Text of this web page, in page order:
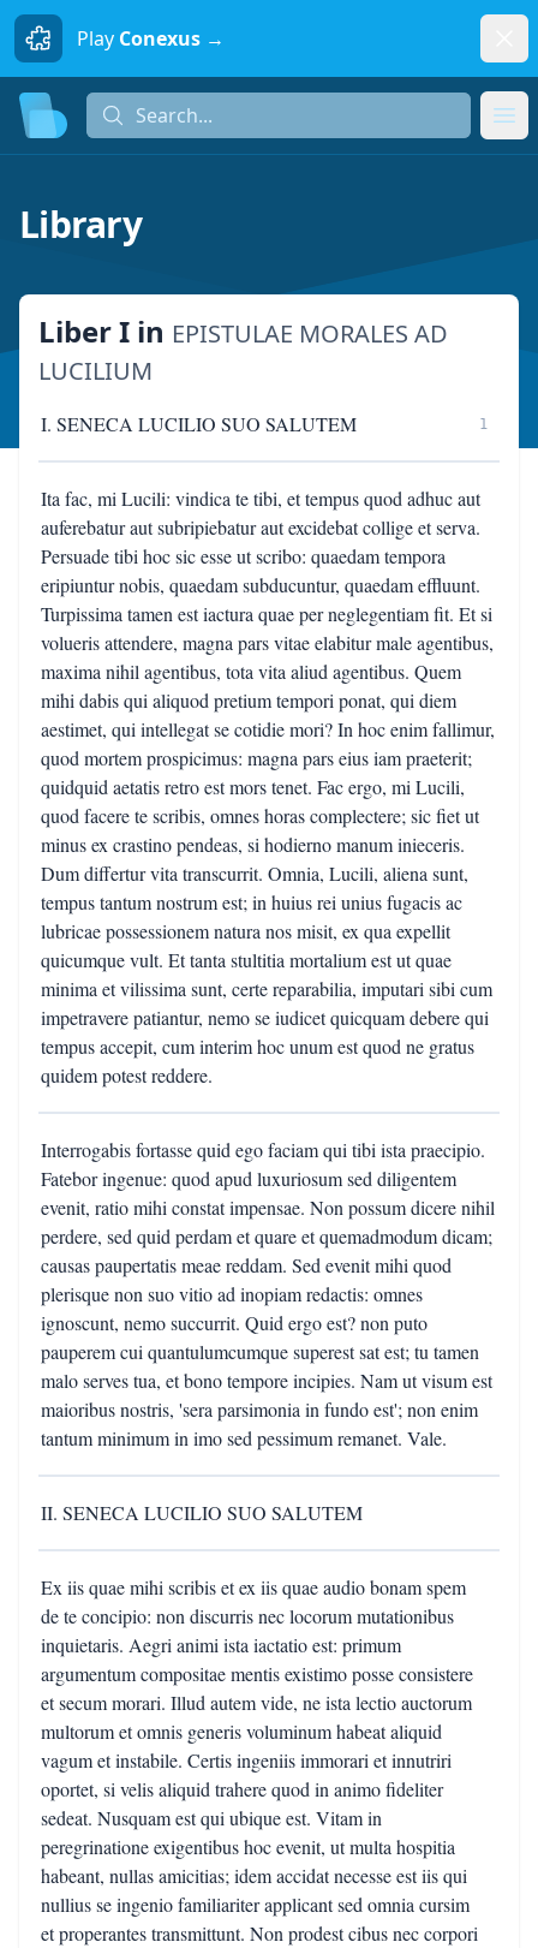
Play Conexus →
Search...
Library
Liber I in EPISTULAE MORALES AD
LUCILIUM
I. SENECA LUCILIO SUO SALUTEM 1
Ita fac, mi Lucili: vindica te tibi, et tempus quod adhuc aut
auferebatur aut subripiebatur aut excidebat collige et serva.
Persuade tibi hoc sic esse ut scribo: quaedam tempora
eripiuntur nobis, quaedam subducuntur, quaedam effluunt.
Turpissima tamen est iactura quae per neglegentiam fit. Et si
volueris attendere, magna pars vitae elabitur male agentibus,
maxima nihil agentibus, tota vita aliud agentibus. Quem
mihi dabis qui aliquod pretium tempori ponat, qui diem
aestimet, qui intellegat se cotidie mori? In hoc enim fallimur,
quod mortem prospicimus: magna pars eius iam praeterit;
quidquid aetatis retro est mors tenet. Fac ergo, mi Lucili,
quod facere te scribis, omnes horas complectere; sic fiet ut
minus ex crastino pendeas, si hodierno manum inieceris.
Dum differtur vita transcurrit. Omnia, Lucili, aliena sunt,
tempus tantum nostrum est; in huius rei unius fugacis ac
lubricae possessionem natura nos misit, ex qua expellit
quicumque vult. Et tanta stultitia mortalium est ut quae
minima et vilissima sunt, certe reparabilia, imputari sibi cum
impetravere patiantur, nemo se iudicet quicquam debere qui
tempus accepit, cum interim hoc unum est quod ne gratus
quidem potest reddere.
Interrogabis fortasse quid ego faciam qui tibi ista praecipio.
Fatebor ingenue: quod apud luxuriosum sed diligentem
evenit, ratio mihi constat impensae. Non possum dicere nihil
perdere, sed quid perdam et quare et quemadmodum dicam;
causas paupertatis meae reddam. Sed evenit mihi quod
plerisque non suo vitio ad inopiam redactis: omnes
ignoscunt, nemo succurrit. Quid ergo est? non puto
pauperem cui quantulumcumque superest sat est; tu tamen
malo serves tua, et bono tempore incipies. Nam ut visum est
maioribus nostris, 'sera parsimonia in fundo est'; non enim
tantum minimum in imo sed pessimum remanet. Vale.
II. SENECA LUCILIO SUO SALUTEM
Ex iis quae mihi scribis et ex iis quae audio bonam spem
de te concipio: non discurris nec locorum mutationibus
inquietaris. Aegri animi ista iactatio est: primum
argumentum compositae mentis existimo posse consistere
et secum morari. Illud autem vide, ne ista lectio auctorum
multorum et omnis generis voluminum habeat aliquid
vagum et instabile. Certis ingeniis immorari et innutriri
oportet, si velis aliquid trahere quod in animo fideliter
sedeat. Nusquam est qui ubique est. Vitam in
peregrinatione exigentibus hoc evenit, ut multa hospitia
habeant, nullas amicitias; idem accidat necesse est iis qui
nullius se ingenio familiariter applicant sed omnia cursim
et properantes transmittunt. Non prodest cibus nec corpori